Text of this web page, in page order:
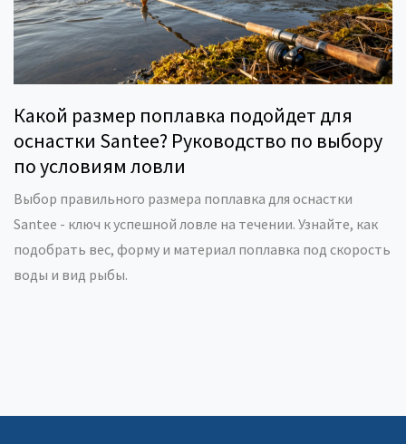
Какой размер поплавка подойдет для
оснастки Santee? Руководство по выбору
по условиям ловли
Выбор правильного размера поплавка для оснастки
Santee - ключ к успешной ловле на течении. Узнайте, как
подобрать вес, форму и материал поплавка под скорость
воды и вид рыбы.